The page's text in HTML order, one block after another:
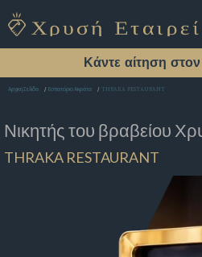
Κάντε αίτηση
Αρχική Σελίδα Εστιατόριο Ακράτα THRAKA RESTAURANT
Νικητής του βραβείου
THRAKA RESTAURANT